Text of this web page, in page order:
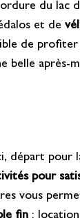
du lac
et de
de
belle après-
départ pour
pour
vous
fin :